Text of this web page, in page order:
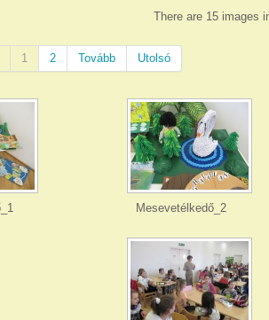
There are 15 images
1 2 Tovább Utolsó
Mesevetélkedő_2